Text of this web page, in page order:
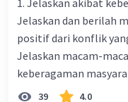
yang dibentuk
Kata Kunci:
sumbu x, sumbu
Semoga
Beri Rating
1. Jelaskan akibat
Jelaskan dan berilah
positif dari konflik
Jelaskan macam-
keberagaman
Mengapa dalam
39 4.0